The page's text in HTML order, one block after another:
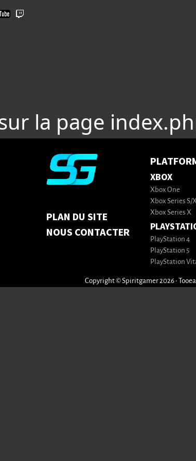
la page
PLAN DU SITE
NOUS CONTACTER
XBOX
Xbox One
Xbox Series S/
Xbox Series X
PlayStation 4
PlayStation 5
PlayStation
Copyright © Spiritgamer 2026 •